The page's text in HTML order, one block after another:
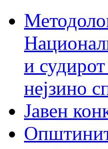
и
нејзино
Јавен